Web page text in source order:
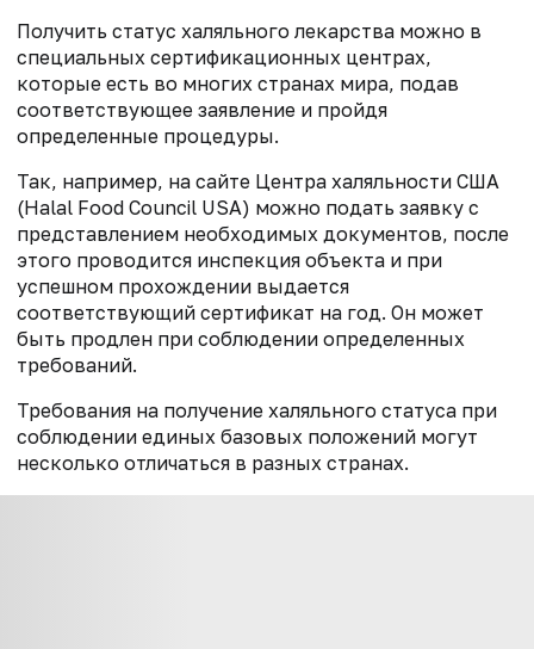
Получить статус халяльного лекарства можно в
специальных сертификационных центрах,
которые есть во многих странах мира, подав
соответствующее заявление и пройдя
определенные процедуры.
Так, например, на сайте Центра халяльности США
(Halal Food Council USA) можно подать заявку с
представлением необходимых документов, после
этого проводится инспекция объекта и при
успешном прохождении выдается
соответствующий сертификат на год. Он может
быть продлен при соблюдении определенных
требований.
Требования на получение халяльного статуса при
соблюдении единых базовых положений могут
несколько отличаться в разных странах.